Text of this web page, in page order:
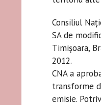
Consiliul
SA de
Timişoara,
2012.
CNA a
transforme
emisie.